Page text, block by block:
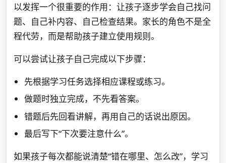
以发挥一个很重要的作用：让孩子逐步学会自己找问
题、自己补内容、自己检查结果。家长的角色不是全
程代劳，而是帮助孩子建立使用规则。
可以尝试让孩子自己完成以下步骤：
先根据学习任务选择相应课程或练习。
做题时独立完成，不先看答案。
错题后先回看讲解，再用自己的话说出原因。
最后写下“下次要注意什么”。
如果孩子每次都能说清楚“错在哪里、怎么改”，学习